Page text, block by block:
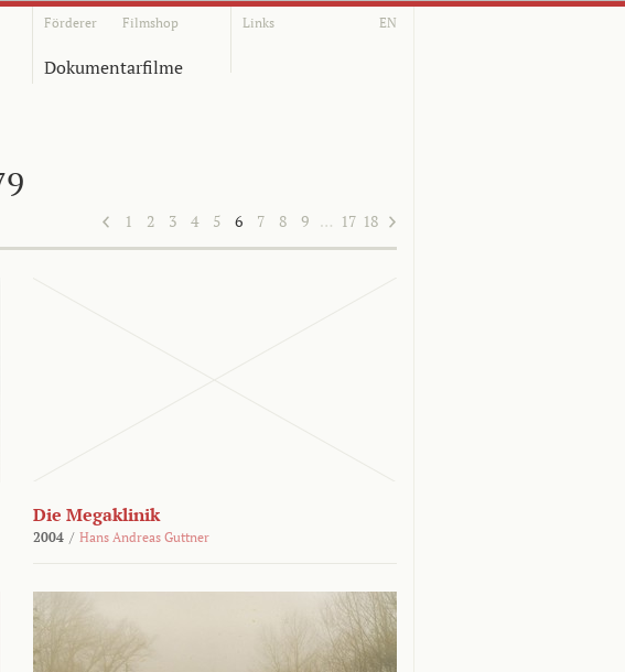
Förderer Filmshop Links EN
Dokumentarfilme
1 2 3 4 5 6 7 8 9 … 17 18
Die Megaklinik
2004 / Hans Andreas Guttner